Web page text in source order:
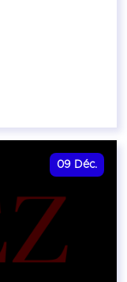
09 Déc.